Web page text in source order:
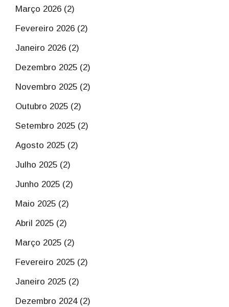
Março 2026 (2)
Fevereiro 2026 (2)
Janeiro 2026 (2)
Dezembro 2025 (2)
Novembro 2025 (2)
Outubro 2025 (2)
Setembro 2025 (2)
Agosto 2025 (2)
Julho 2025 (2)
Junho 2025 (2)
Maio 2025 (2)
Abril 2025 (2)
Março 2025 (2)
Fevereiro 2025 (2)
Janeiro 2025 (2)
Dezembro 2024 (2)